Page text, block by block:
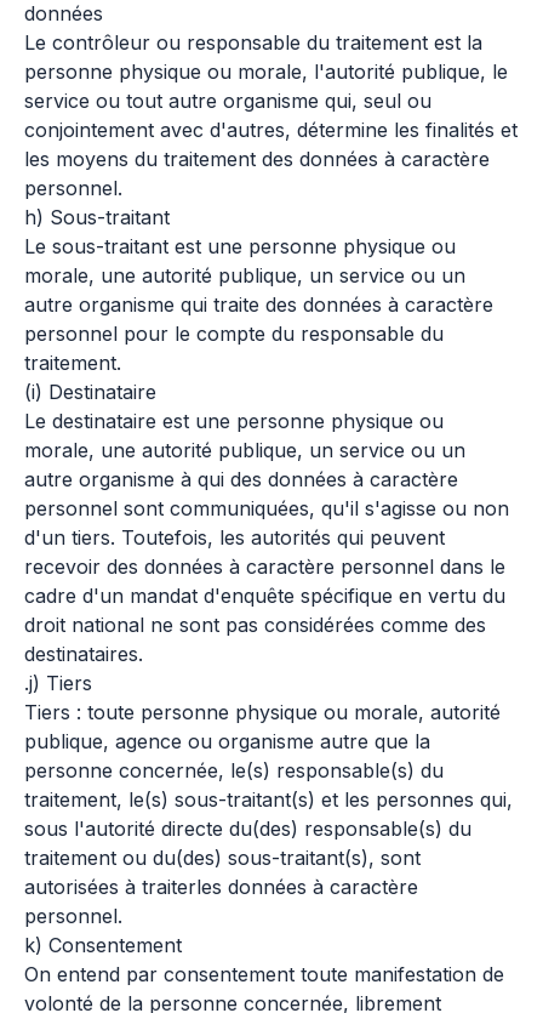
données
Le contrôleur ou responsable du traitement est la
personne physique ou morale, l'autorité publique, le
service ou tout autre organisme qui, seul ou
conjointement avec d'autres, détermine les finalités et
les moyens du traitement des données à caractère
personnel.
h) Sous-traitant
Le sous-traitant est une personne physique ou
morale, une autorité publique, un service ou un
autre organisme qui traite des données à caractère
personnel pour le compte du responsable du
traitement.
(i) Destinataire
Le destinataire est une personne physique ou
morale, une autorité publique, un service ou un
autre organisme à qui des données à caractère
personnel sont communiquées, qu'il s'agisse ou non
d'un tiers. Toutefois, les autorités qui peuvent
recevoir des données à caractère personnel dans le
cadre d'un mandat d'enquête spécifique en vertu du
droit national ne sont pas considérées comme des
destinataires.
.j) Tiers
Tiers : toute personne physique ou morale, autorité
publique, agence ou organisme autre que la
personne concernée, le(s) responsable(s) du
traitement, le(s) sous-traitant(s) et les personnes qui,
sous l'autorité directe du(des) responsable(s) du
traitement ou du(des) sous-traitant(s), sont
autorisées à traiterles données à caractère
personnel.
k) Consentement
On entend par consentement toute manifestation de
volonté de la personne concernée, librement